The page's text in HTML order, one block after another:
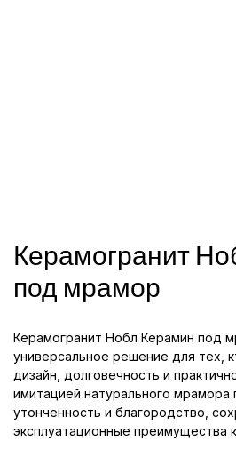
Керамогранит
под мрамор
Керамогранит Нобл Керамин под
универсальное решение для тех,
дизайн, долговечность и
имитацией натурального мрамора
утонченность и благородство,
эксплуатационные преимущества